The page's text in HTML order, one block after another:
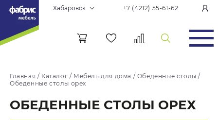
Хабаровск +7 (4212) 55-61-62
Главная / Каталог / Мебель для дома / Обеденные столы /
Обеденные столы орех
ОБЕДЕННЫЕ СТОЛЫ ОРЕХ